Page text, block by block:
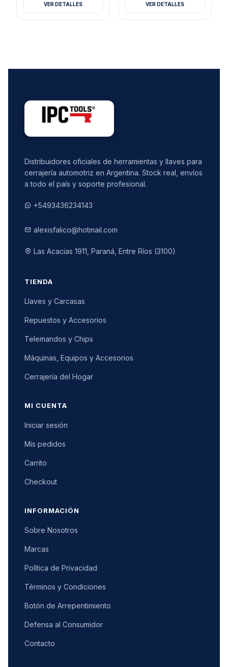
VER DETALLES VER DETALLES
Distribuidores oficiales de herramientas y llaves para
cerrajería automotriz en Argentina. Stock real, envíos
a todo el país y soporte profesional.
+5493436234143
alexisfalico@hotmail.com
Las Acacias 1911, Paraná, Entre Ríos (3100)
TIENDA
Llaves y Carcasas
Repuestos y Accesorios
Telemandos y Chips
Máquinas, Equipos y Accesorios
Cerrajería del Hogar
MI CUENTA
Iniciar sesión
Mis pedidos
Carrito
Checkout
INFORMACIÓN
Sobre Nosotros
Marcas
Política de Privacidad
Términos y Condiciones
Botón de Arrepentimiento
Defensa al Consumidor
Contacto